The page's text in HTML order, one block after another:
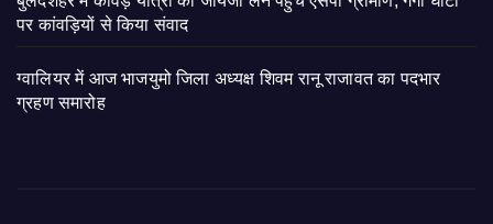
पर कांवड़ियों से किया संवाद
ग्वालियर में आज भाजयुमो जिला अध्यक्ष शिवम रानू राजावत का पदभार
ग्रहण समारोह